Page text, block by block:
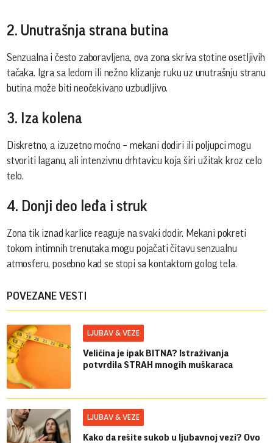
2. Unutrašnja strana butina
Senzualna i često zaboravljena, ova zona skriva stotine osetljivih
tačaka. Igra sa ledom ili nežno klizanje ruku uz unutrašnju stranu
butina može biti neočekivano uzbudljivo.
3. Iza kolena
Diskretno, a izuzetno moćno – mekani dodiri ili poljupci mogu
stvoriti laganu, ali intenzivnu drhtavicu koja širi užitak kroz celo
telo.
4. Donji deo leđa i struk
Zona tik iznad karlice reaguje na svaki dodir. Mekani pokreti
tokom intimnih trenutaka mogu pojačati čitavu senzualnu
atmosferu, posebno kad se stopi sa kontaktom golog tela.
POVEZANE VESTI
LJUBAV & VEZE
Veličina je ipak BITNA? Istraživanja
potvrdila STRAH mnogih muškaraca
LJUBAV & VEZE
Kako da rešite sukob u ljubavnoj vezi? Ovo